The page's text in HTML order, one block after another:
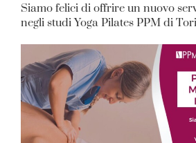
Siamo felici di offrire un nuovo
negli studi Yoga Pilates PPM di